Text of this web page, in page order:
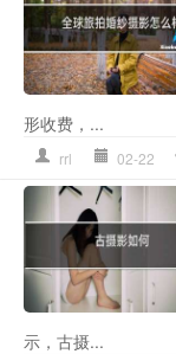
形收费，...
rrl 02-22
示，古摄...